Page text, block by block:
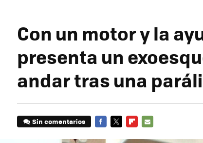
Con un motor y la
presenta un
andar tras una
Sin comentarios